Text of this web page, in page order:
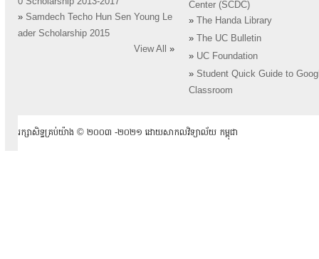
» Samdech Techo Hun Sen Young Le
ader Scholarship 2015
View All
»
Center (SCDC)
»
The Handa Library
»
The UC Bulletin
» UC Foundation
» Student Quick Guide to
Classroom
រក្សាសិទ្ធគ្រប់យ៉ាង ​© ២០០៣ -២០២១ ដោយសាកលវិទ្យាល័យ កម្ពុជា